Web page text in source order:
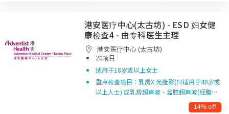
港安医疗中心(太古坊) - ESD 妇女健
康检查4 - 由专科医生主理
港安医疗中心 (太古坊)
20项目 |
适用于18岁或以上女士
重点检查项目：乳房X 光造影(只适用于40岁或
以上人士) 或乳房超声波、盆腔超声波(经腹…
14% off